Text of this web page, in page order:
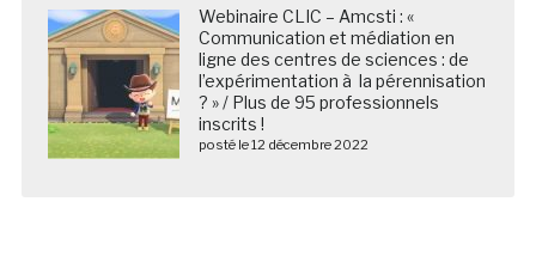
Webinaire CLIC – Amcsti : «
Communication et médiation en
ligne des centres de sciences : de
l’expérimentation à la pérennisation
? » / Plus de 95 professionnels
inscrits !
posté le 12 décembre 2022